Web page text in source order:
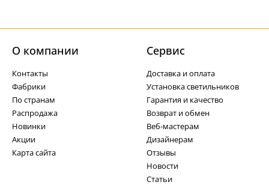
О компании
Контакты
Фабрики
По странам
Распродажа
Новинки
Акции
Карта сайта
Cервис
Доставка и оплата
Установка светильников
Гарантия и качество
Возврат и обмен
Веб-мастерам
Дизайнерам
Отзывы
Новости
Статьи